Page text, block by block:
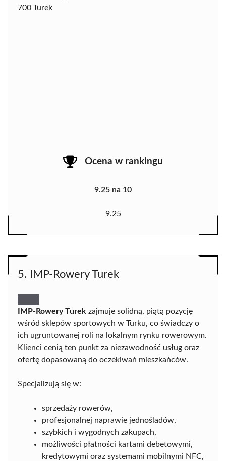
700 Turek
Ocena w rankingu
9.25 na 10
9.25
5. IMP-Rowery Turek
IMP-Rowery Turek zajmuje solidną, piątą pozycję
wśród sklepów sportowych w Turku, co świadczy o
ich ugruntowanej roli na lokalnym rynku rowerowym.
Klienci cenią ten punkt za niezawodność usług oraz
ofertę dopasowaną do oczekiwań mieszkańców.
Specjalizują się w:
sprzedaży rowerów,
profesjonalnej naprawie jednośladów,
szybkich i wygodnych zakupach,
możliwości płatności kartami debetowymi,
kredytowymi oraz systemami mobilnymi NFC,